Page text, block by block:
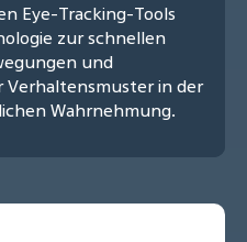
Eye-Tracking-Tools
zur schnellen
und
in der
Wahrnehmung.